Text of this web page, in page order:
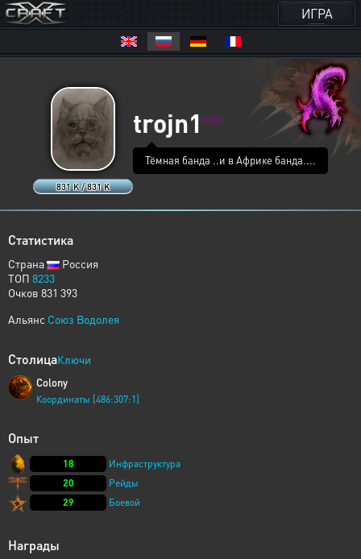
ИГРА
831 K / 831 K
trojn1 XERJ
Тёмная банда ..и в Африке банда....
Статистика
Страна
Россия
ТОП 8233
Очков 831 393
Альянс Союз Водолея
СтолицаКлючи
Colony
Координаты [486:307:1]
Опыт
18
Инфраструктура
20
Рейды
29
Боевой
Награды